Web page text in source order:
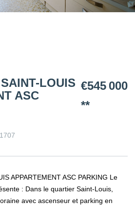
LOUIS
ASC
€545 000
**
APPARTEMENT ASC PARKING Le
: Dans le quartier Saint-Louis,
avec ascenseur et parking en